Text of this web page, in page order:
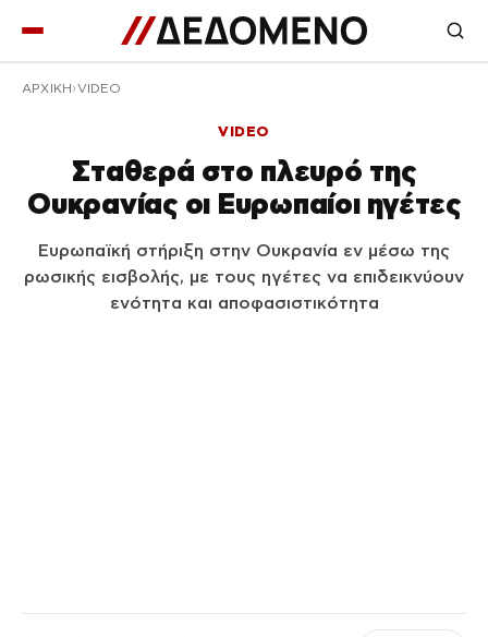
ΑΡΧΙΚΉ VIDEO
VIDEO
Σταθερά στο πλευρό της
Ουκρανίας οι Ευρωπαίοι ηγέτες
Ευρωπαϊκή στήριξη στην Ουκρανία εν μέσω της
ρωσικής εισβολής, με τους ηγέτες να επιδεικνύουν
ενότητα και αποφασιστικότητα